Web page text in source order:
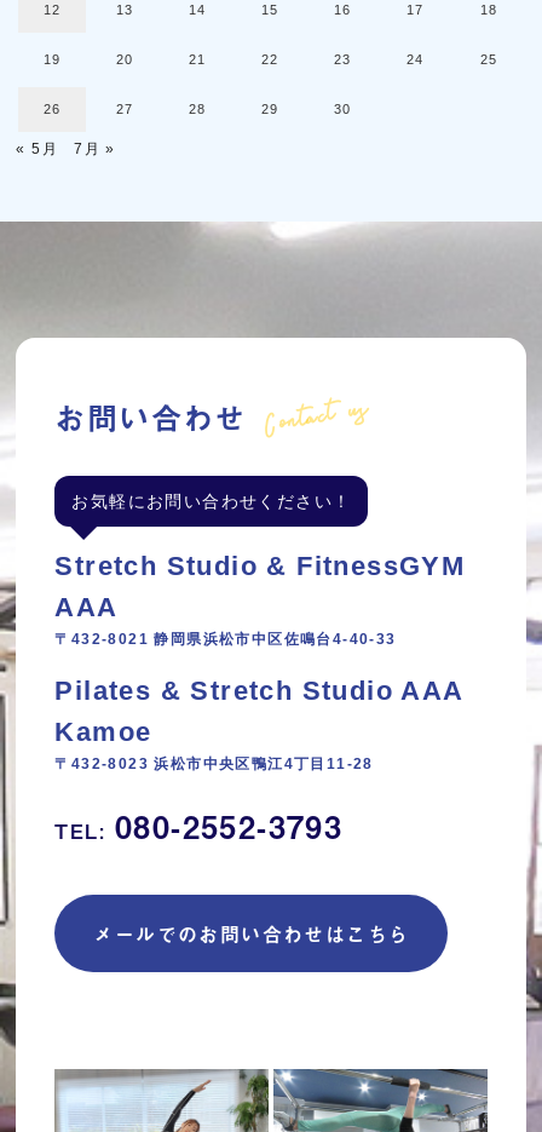
12 13 14 15 16 17 18
19 20 21 22 23 24 25
26 27 28 29 30
« 5月 7月 »
お問い合わせ Contact us
お気軽にお問い合わせください！
Stretch Studio & FitnessGYM
AAA
〒432-8021 静岡県浜松市中区佐鳴台4-40-33
Pilates & Stretch Studio AAA
Kamoe
〒432-8023 浜松市中央区鴨江4丁目11‐28
TEL: 080-2552-3793
メールでのお問い合わせはこちら